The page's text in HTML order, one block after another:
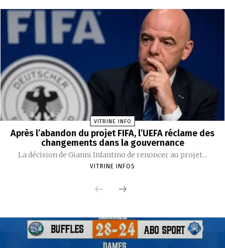
VITRINE INFO
Après l’abandon du projet FIFA, l’UEFA réclame des
changements dans la gouvernance
La décision de Gianni Infantino de renoncer au projet...
VITRINE INFOS